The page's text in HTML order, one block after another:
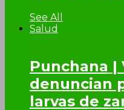
See All
Salud
Punchana |
denuncian
larvas de